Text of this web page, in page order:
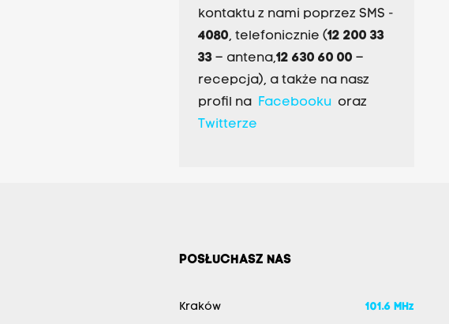
kontaktu z nami poprzez SMS -
4080, telefonicznie (12 200 33
33– antena,12 630 60 00 –
recepcja), a także na nasz
profil na Facebookuoraz
Twitterze
POSŁUCHASZ NAS
Kraków 101.6 MHz